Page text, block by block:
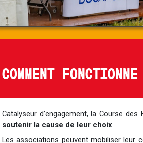
COMMENT
Catalyseur d’engagement, la Course
soutenir la cause de leur choix.
Les associations peuvent mobiliser leur